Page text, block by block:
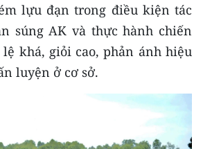
lựu đạn trong điều kiện tác
súng AK và thực hành chiến
khá, giỏi cao, phản ánh hiệu
luyện ở cơ sở.